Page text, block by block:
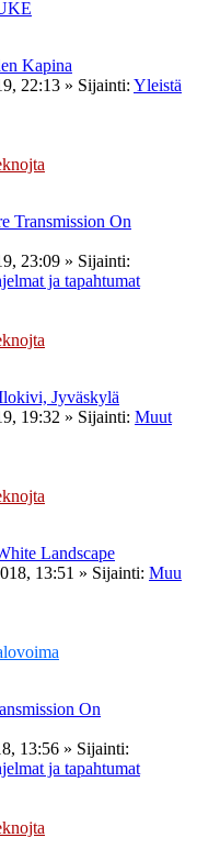
Kapina
22:13 » Sijainti: Yleistä
Transmission On
23:09 » Sijainti:
ja tapahtumat
Jyväskylä
19:32 » Sijainti: Muut
Landscape
13:51 » Sijainti: Muu
On
13:56 » Sijainti:
ja tapahtumat